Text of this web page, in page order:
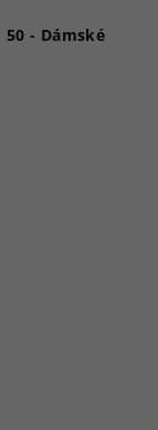
Benetton sluneční brýle BE5061 001 50 - Dámské